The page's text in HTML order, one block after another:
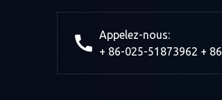
Appelez-nous:
+ 86-025-51873962 +